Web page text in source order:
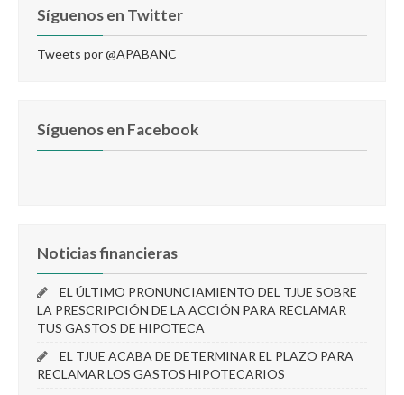
Síguenos en Twitter
Tweets por @APABANC
Síguenos en Facebook
Noticias financieras
EL ÚLTIMO PRONUNCIAMIENTO DEL TJUE SOBRE
LA PRESCRIPCIÓN DE LA ACCIÓN PARA RECLAMAR
TUS GASTOS DE HIPOTECA
EL TJUE ACABA DE DETERMINAR EL PLAZO PARA
RECLAMAR LOS GASTOS HIPOTECARIOS